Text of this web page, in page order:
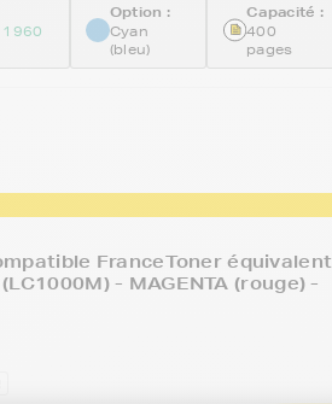
1960
Option :
Cyan
(bleu)
Capacité :
400
pages
FranceToner
- MAGENTA (rouge) -